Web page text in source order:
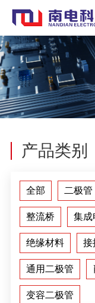
产品类别
全部 二极管
整流桥 集成
绝缘材料 接
通用二极管
变容二极管